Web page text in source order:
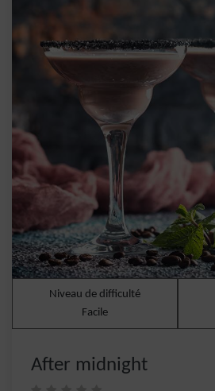
Niveau de difficulté
Facile
After midnight